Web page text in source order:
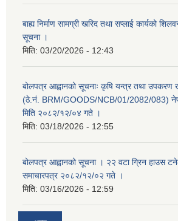
बाह्य निर्माण सामग्री खरिद तथा सप्लाई कार्यको
सूचना ।
मिति: 03/20/2026 - 12:43
बोलपत्र आह्वानको सूचनाः कृषि यन्त्र तथा उपकरण
(ठे.नं. BRM/GOODS/NCB/01/2082/083)
मिति २०८२/१२/०४ गते ।
मिति: 03/18/2026 - 12:55
बोलपत्र आह्वानको सूचना । २२ वटा ग्रिन हाउस
समाचारपत्र २०८२/१२/०२ गते ।
मिति: 03/16/2026 - 12:59